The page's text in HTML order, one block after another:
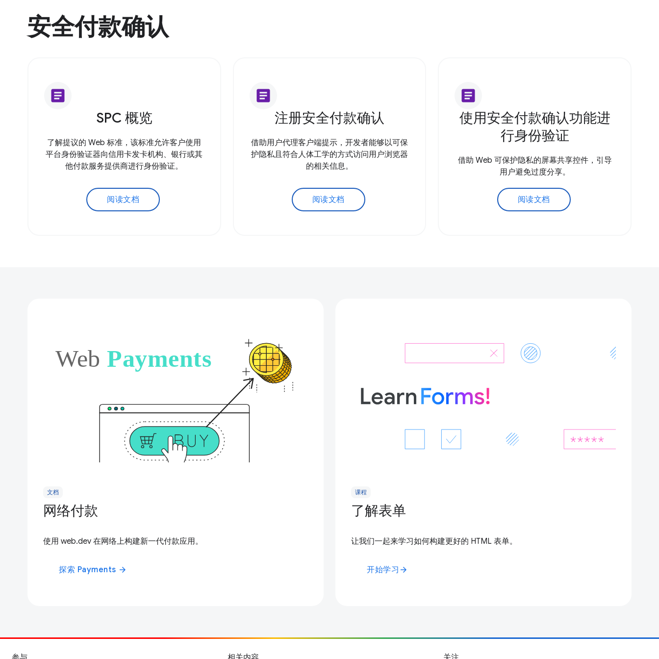
安全付款确认
article
SPC 概览
了解提议的 Web 标准，该标准允许客户使用
平台身份验证器向信用卡发卡机构、银行或其
他付款服务提供商进行身份验证。
阅读文档
article
注册安全付款确认
借助用户代理客户端提示，开发者能够以可保
护隐私且符合人体工学的方式访问用户浏览器
的相关信息。
阅读文档
article
使用安全付款确认功能进
行身份验证
借助 Web 可保护隐私的屏幕共享控件，引导
用户避免过度分享。
阅读文档
文档
网络付款
使用 web.dev 在网络上构建新一代付款应用。
探索 Payments arrow_forward
课程
了解表单
让我们一起来学习如何构建更好的 HTML 表单。
开始学习 arrow_forward